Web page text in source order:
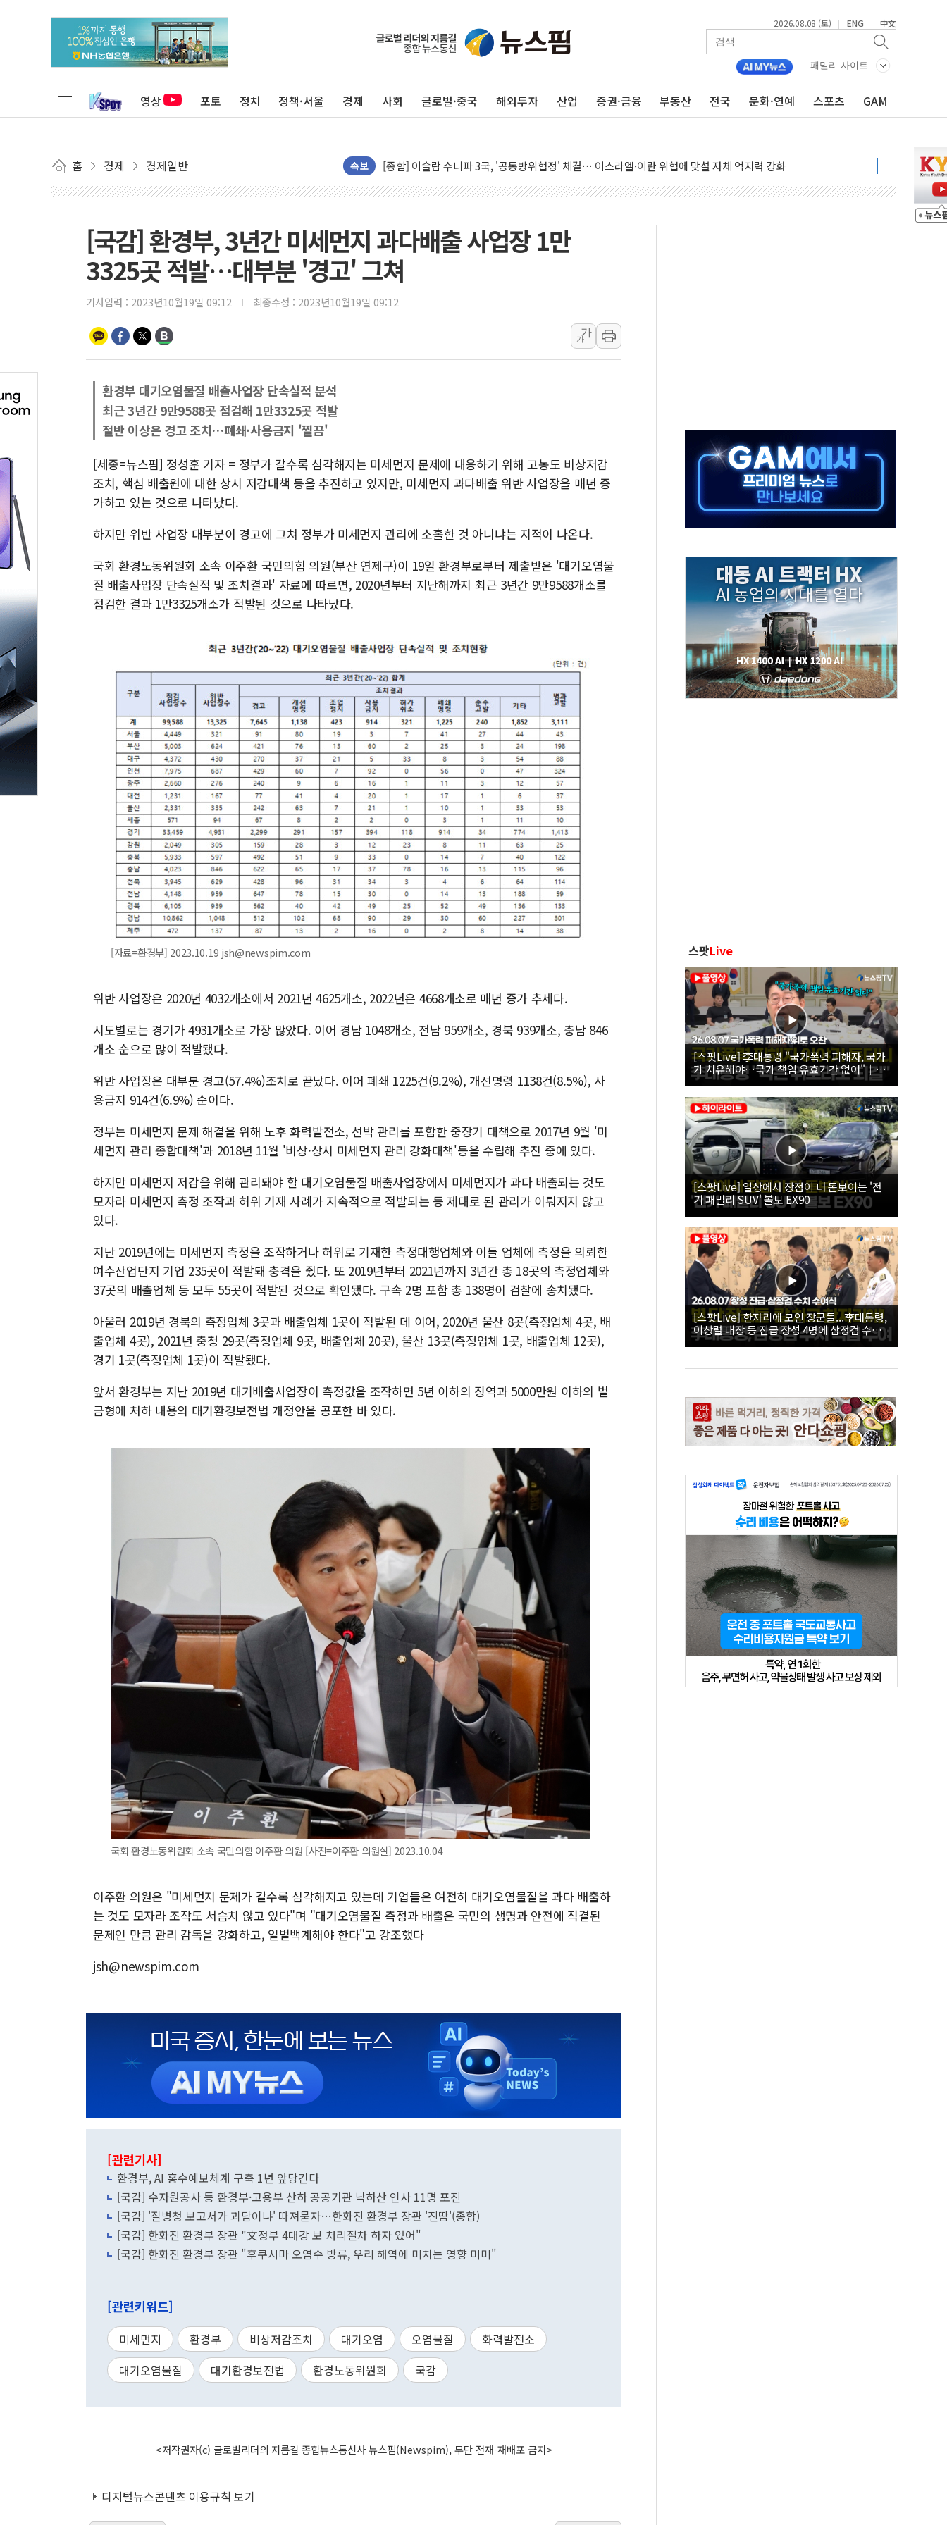
2026.08.08 (토) | ENG | 中文
패밀리 사이트
영상 포토 정치 정책·서울 경제 사회 글로벌·중국 해외투자 산업 증권·금융 부동산 전국 문화·연예 스포츠 GAM
홈 경제 경제일반 속보
유럽증시, 美 고용 예상 밖 부진에 연준 금리 인상 가능성 낮아지며 상승… STOXX 600 지수는 나흘 연속 최고치
미 연준 매파 기세 꺾이나…고용 감소에 9월 동결 전망 우세
트럼프, 백신·자폐증 행정명령 검토…"이르면 다음 주"
美 항소법원, 백악관 무도회장 공사 중단 명령…트럼프 제동
美 고용 쇼크에 엔화 장중 급등…시장은 "또 개입했나" 촉각
[AI MY 뉴스] 뉴욕 반도체주 프리뷰...美 고용 쇼크에 반도체주 '활짝'
뉴욕증시 프리뷰, 美 고용 쇼크에 금리 인상 우려 후퇴…나스닥 선물 1%대 상승
뉴욕증시 개장 전 특징주...아틀라시안·클라우드플레어·태양광주↑ VS 트레이드데스크·웬디스↓
보훈부, 미 DPAA와 MOU… "6·25 미군 실종자 7359명 끝까지 찾겠다"
李 대통령, '6시간 마라톤 부동산 2차 회의' 주재… "전폭적 공급 확대·속도전 총력"
트럼프, 中 겨냥 폴리실리콘 관세 15% 부과…美 태양광주 급등
[사진] 빈살만과 에르도안의 만남
[국감] 환경부, 3년간 미세먼지 과다배출 사업장 1만
3325곳 적발…대부분 '경고' 그쳐
기사입력 : 2023년10월19일 09:12 최종수정 : 2023년10월19일 09:12
가
가
환경부 대기오염물질 배출사업장 단속실적 분석
최근 3년간 9만9588곳 점검해 1만3325곳 적발
절반 이상은 경고 조치…폐쇄·사용금지 '찔끔'
[세종=뉴스핌] 정성훈 기자 = 정부가 갈수록 심각해지는 미세먼지 문제에 대응하기 위해 고농도 비상저감
조치, 핵심 배출원에 대한 상시 저감대책 등을 추진하고 있지만, 미세먼지 과다배출 위반 사업장을 매년 증
가하고 있는 것으로 나타났다.
하지만 위반 사업장 대부분이 경고에 그쳐 정부가 미세먼지 관리에 소홀한 것 아니냐는 지적이 나온다.
국회 환경노동위원회 소속 이주환 국민의힘 의원(부산 연제구)이 19일 환경부로부터 제출받은 '대기오염물
질 배출사업장 단속실적 및 조치결과' 자료에 따르면, 2020년부터 지난해까지 최근 3년간 9만9588개소를
점검한 결과 1만3325개소가 적발된 것으로 나타났다.
[자료=환경부] 2023.10.19 jsh@newspim.com
위반 사업장은 2020년 4032개소에서 2021년 4625개소, 2022년은 4668개소로 매년 증가 추세다.
시도별로는 경기가 4931개소로 가장 많았다. 이어 경남 1048개소, 전남 959개소, 경북 939개소, 충남 846
개소 순으로 많이 적발됐다.
위반 사업장은 대부분 경고(57.4%)조치로 끝났다. 이어 폐쇄 1225건(9.2%), 개선명령 1138건(8.5%), 사
용금지 914건(6.9%) 순이다.
정부는 미세먼지 문제 해결을 위해 노후 화력발전소, 선박 관리를 포함한 중장기 대책으로 2017년 9월 '미
세먼지 관리 종합대책'과 2018년 11월 '비상·상시 미세먼지 관리 강화대책'등을 수립해 추진 중에 있다.
하지만 미세먼지 저감을 위해 관리돼야 할 대기오염물질 배출사업장에서 미세먼지가 과다 배출되는 것도
모자라 미세먼지 측정 조작과 허위 기재 사례가 지속적으로 적발되는 등 제대로 된 관리가 이뤄지지 않고
있다.
지난 2019년에는 미세먼지 측정을 조작하거나 허위로 기재한 측정대행업체와 이들 업체에 측정을 의뢰한
여수산업단지 기업 235곳이 적발돼 충격을 줬다. 또 2019년부터 2021년까지 3년간 총 18곳의 측정업체와
37곳의 배출업체 등 모두 55곳이 적발된 것으로 확인됐다. 구속 2명 포함 총 138명이 검찰에 송치됐다.
아울러 2019년 경북의 측정업체 3곳과 배출업체 1곳이 적발된 데 이어, 2020년 울산 8곳(측정업체 4곳, 배
출업체 4곳), 2021년 충청 29곳(측정업체 9곳, 배출업체 20곳), 울산 13곳(측정업체 1곳, 배출업체 12곳),
경기 1곳(측정업체 1곳)이 적발됐다.
앞서 환경부는 지난 2019년 대기배출사업장이 측정값을 조작하면 5년 이하의 징역과 5000만원 이하의 벌
금형에 처하 내용의 대기환경보전법 개정안을 공포한 바 있다.
국회 환경노동위원회 소속 국민의힘 이주환 의원 [사진=이주환 의원실] 2023.10.04
이주환 의원은 "미세먼지 문제가 갈수록 심각해지고 있는데 기업들은 여전히 대기오염물질을 과다 배출하
는 것도 모자라 조작도 서슴치 않고 있다"며 "대기오염물질 측정과 배출은 국민의 생명과 안전에 직결된
문제인 만큼 관리 감독을 강화하고, 일벌백계해야 한다"고 강조했다
jsh@newspim.com
[관련기사]
환경부, AI 홍수예보체계 구축 1년 앞당긴다
[국감] 수자원공사 등 환경부·고용부 산하 공공기관 낙하산 인사 11명 포진
[국감] '질병청 보고서가 괴담이냐' 따져묻자…한화진 환경부 장관 '진땀'(종합)
[국감] 한화진 환경부 장관 "文정부 4대강 보 처리절차 하자 있어"
[국감] 한화진 환경부 장관 "후쿠시마 오염수 방류, 우리 해역에 미치는 영향 미미"
[관련키워드]
미세먼지 환경부 비상저감조치 대기오염 오염물질
화력발전소
대기오염물질
대기환경보전법 환경노동위원회 국감
<저작권자(c) 글로벌리더의 지름길 종합뉴스통신사 뉴스핌(Newspim), 무단 전재-재배포 금지>
디지털뉴스콘텐츠 이용규칙 보기
스팟Live
[스팟Live] 李대통령 "국가폭력 피해자, 국가
가 치유해야…국가 책임 유효기간 없어"｜
26.08.07 국가폭력 피해자 위로 오찬
[스팟Live] 일상에서 장점이 더 돋보이는 '전
기 패밀리 SUV' 볼보 EX90
[스팟Live] 한자리에 모인 장군들...李대통령,
이상렬 대장 등 진급 장성 4명에 삼정검 수치
직접 수여｜26.08.07 장성 진급·삼정검 수치